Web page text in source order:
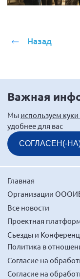
Ростовская
г. Севастополь
Самарская
Самарская
Самарская
Свердловская
Смоленская
Сахалинская
Томская область
Тульская
Ульяновская
Челябинская
Ярославская
Назад
Важная
Мы используем куки
удобнее для вас
СОГЛАСЕН(-
Главная
Организации
Все новости
Проектная
Съезды и
Политика в
Согласие на
Согласие на